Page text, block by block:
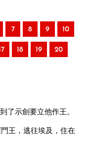
7 8 9 10
18 19 20
了示劍要立他作王。
王，逃往埃及，住在